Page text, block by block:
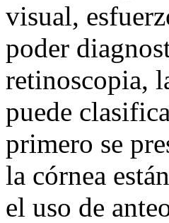
visual,
poder
retinoscopia,
puede
primero se
la córnea
el uso de